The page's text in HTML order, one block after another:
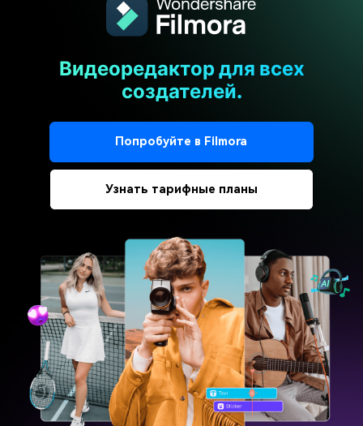
Видеоредактор для всех
создателей.
Попробуйте в Filmora
Узнать тарифные планы